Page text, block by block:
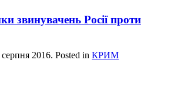
звинувачень Росії проти
серпня 2016. Posted in КРИМ